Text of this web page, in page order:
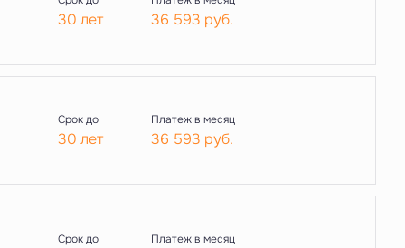
30 лет 36 593 руб.
Срок до
30 лет
Платеж в месяц
36 593 руб.
Срок до Платеж в месяц